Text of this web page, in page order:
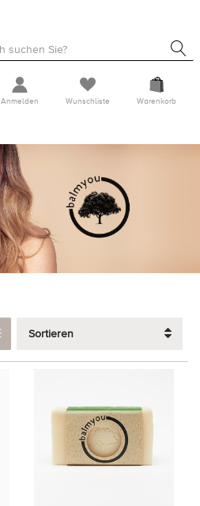
Anmelden Wunschliste Warenkorb
Sortieren